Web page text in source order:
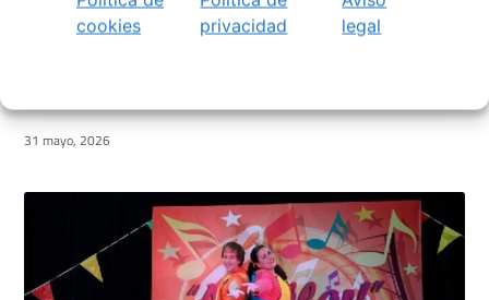
cookies
privacidad
legal
31 mayo, 2026